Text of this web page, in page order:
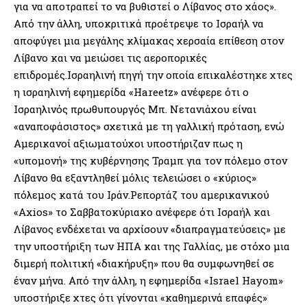
για να αποτραπεί το να βυθιστεί ο Λίβανος στο χάος».
Από την άλλη, υποκριτικά προέτρεψε το Ισραήλ να
αποφύγει μια μεγάλης κλίμακας χερσαία επίθεση στον
Λίβανο και να μειώσει τις αεροπορικές
επιδρομές.Ισραηλινή πηγή την οποία επικαλέστηκε χτες
η ισραηλινή εφημερίδα «Hareetz» ανέφερε ότι ο
Ισραηλινός πρωθυπουργός Μπ. Νετανιάχου είναι
«αναποφάσιστος» σχετικά με τη γαλλική πρόταση, ενώ
Αμερικανοί αξιωματούχοι υποστήριζαν πως η
«υπομονή» της κυβέρνησης Τραμπ για τον πόλεμο στον
Λίβανο θα εξαντληθεί μόλις τελειώσει ο «κύριος»
πόλεμος κατά του Ιράν.Ρεπορτάζ του αμερικανικού
«Axios» το Σαββατοκύριακο ανέφερε ότι Ισραήλ και
Λίβανος ενδέχεται να αρχίσουν «διαπραγματεύσεις» με
την υποστήριξη των ΗΠΑ και της Γαλλίας, με στόχο μια
διμερή πολιτική «διακήρυξη» που θα συμφωνηθεί σε
έναν μήνα. Από την άλλη, η εφημερίδα «Israel Hayom»
υποστήριξε χτες ότι γίνονται «καθημερινά επαφές»